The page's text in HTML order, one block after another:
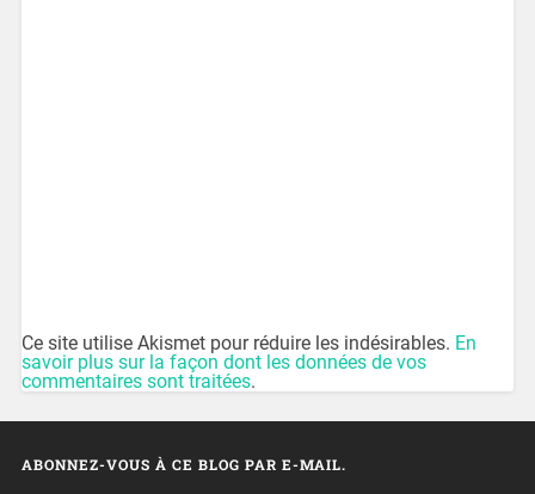
Ce site utilise Akismet pour réduire les indésirables. En
savoir plus sur la façon dont les données de vos
commentaires sont traitées.
ABONNEZ-VOUS À CE BLOG PAR E-MAIL.